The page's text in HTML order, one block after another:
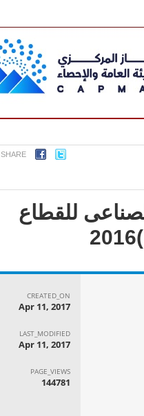
SHARE
للقطاع
CREATED_ON
Apr 11, 2017
LAST_MODIFIED
Apr 11, 2017
PAGE_VIEWS
144781